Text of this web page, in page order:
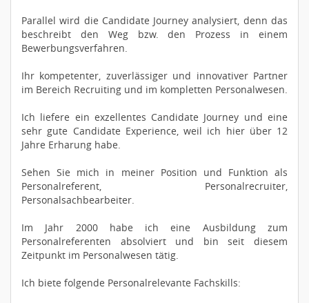
Parallel wird die Candidate Journey analysiert, denn das
beschreibt den Weg bzw. den Prozess in einem
Bewerbungsverfahren.
Ihr kompetenter, zuverlässiger und innovativer Partner
im Bereich Recruiting und im kompletten Personalwesen.
Ich liefere ein exzellentes Candidate Journey und eine
sehr gute Candidate Experience, weil ich hier über 12
Jahre Erharung habe.
Sehen Sie mich in meiner Position und Funktion als
Personalreferent, Personalrecruiter,
Personalsachbearbeiter.
Im Jahr 2000 habe ich eine Ausbildung zum
Personalreferenten absolviert und bin seit diesem
Zeitpunkt im Personalwesen tätig.
Ich biete folgende Personalrelevante Fachskills: